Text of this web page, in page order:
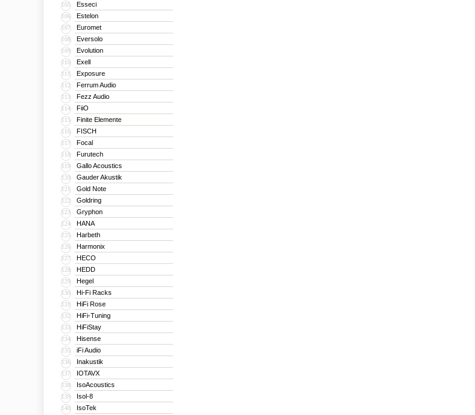
105 Esseci
106 Estelon
107 Euromet
108 Eversolo
109 Evolution
110 Exell
111 Exposure
112 Ferrum Audio
113 Fezz Audio
114 FiiO
115 Finite Elemente
116 FISCH
117 Focal
118 Furutech
119 Gallo Acoustics
120 Gauder Akustik
121 Gold Note
122 Goldring
123 Gryphon
124 HANA
125 Harbeth
126 Harmonix
127 HECO
128 HEDD
129 Hegel
130 Hi-Fi Racks
131 HiFi Rose
132 HiFi-Tuning
133 HiFiStay
134 Hisense
135 iFi Audio
136 Inakustik
137 IOTAVX
138 IsoAcoustics
139 Isol-8
140 IsoTek